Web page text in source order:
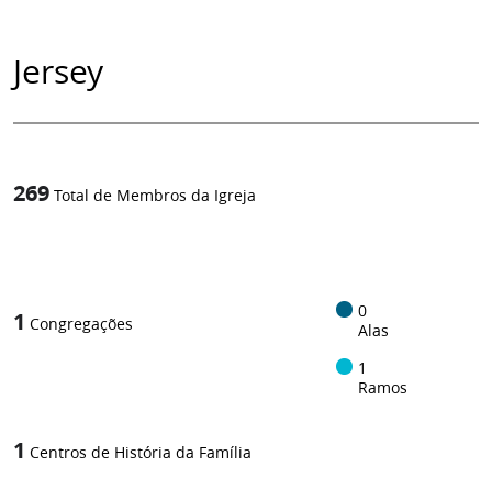
Jersey
269 Total de Membros da Igreja
1 Congregações
0
Alas
1
Ramos
1 Centros de História da Família